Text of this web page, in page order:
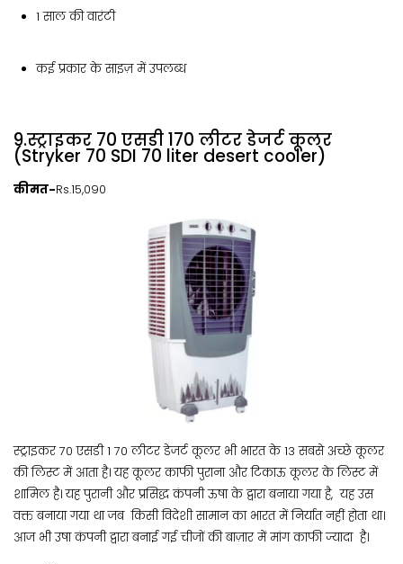
1 साल की वारंटी
कई प्रकार के साइज़ में उपलब्ध
9.स्ट्राइकर 70 एसडी 170 लीटर डेजर्ट कूलर
(Stryker 70 SDI 70 liter desert cooler)
कीमत-Rs.15,090
स्ट्राइकर 70 एसडी 1 70 लीटर डेजर्ट कूलर भी भारत के 13 सबसे अच्छे कूलर
की लिस्ट में आता है। यह कूलर काफी पुराना और टिकाऊ कूलर के लिस्ट में
शामिल है। यह पुरानी और प्रसिद्ध कंपनी ऊषा के द्वारा बनाया गया है, यह उस
वक्त बनाया गया था जब किसी विदेशी सामान का भारत में निर्यात नहीं होता था।
आज भी उषा कंपनी द्वारा बनाई गई चीजों की बाज़ार में मांग काफी ज्यादा है।